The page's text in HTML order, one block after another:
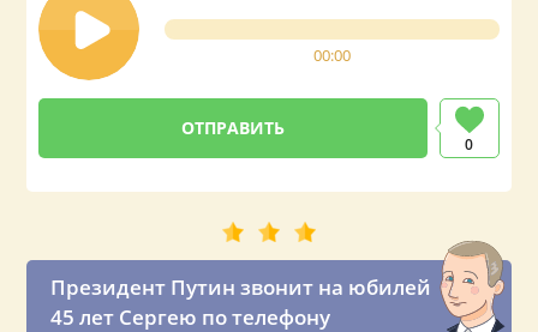
00:00
0
Президент Путин звонит на юбилей
45 лет Сергею по телефону